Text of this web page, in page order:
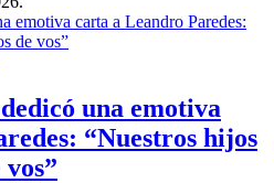
una emotiva
“Nuestros hijos